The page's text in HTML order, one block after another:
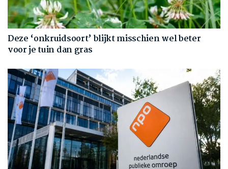
Deze ‘onkruidsoort’ blijkt misschien wel beter
voor je tuin dan gras